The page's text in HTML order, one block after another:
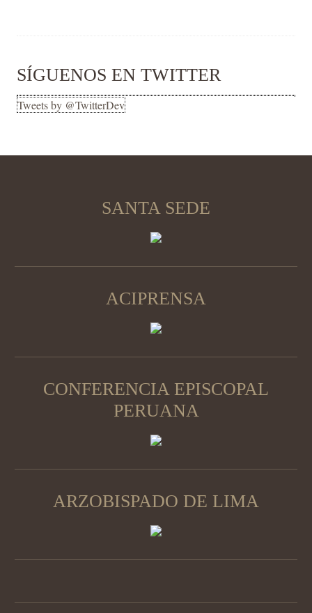
SÍGUENOS EN TWITTER
Tweets by @TwitterDev
SANTA SEDE
ACIPRENSA
CONFERENCIA EPISCOPAL
PERUANA
ARZOBISPADO DE LIMA